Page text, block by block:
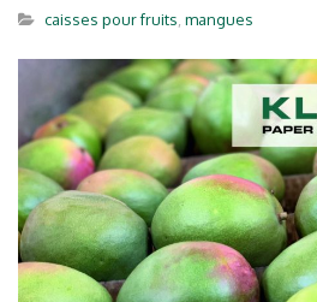
caisses pour fruits mangues